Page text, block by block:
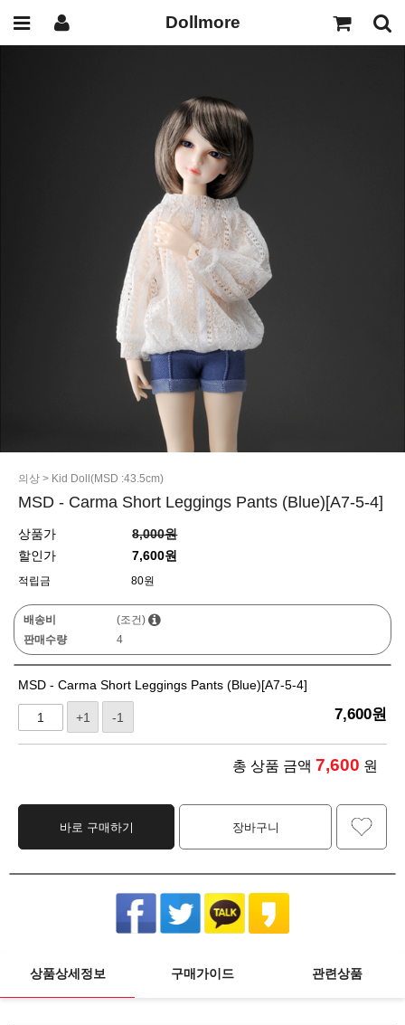
Dollmore
의상 > Kid Doll(MSD :43.5cm)
MSD - Carma Short Leggings Pants (Blue)[A7-5-4]
상품가
8,000원
할인가
7,600원
적립금 80원
배송비
(조건)
판매수량
4
MSD - Carma Short Leggings Pants (Blue)[A7-5-4]
+1 -1 7,600원
총 상품 금액 7,600 원
바로 구매하기 장바구니
상품상세정보 구매가이드 관련상품